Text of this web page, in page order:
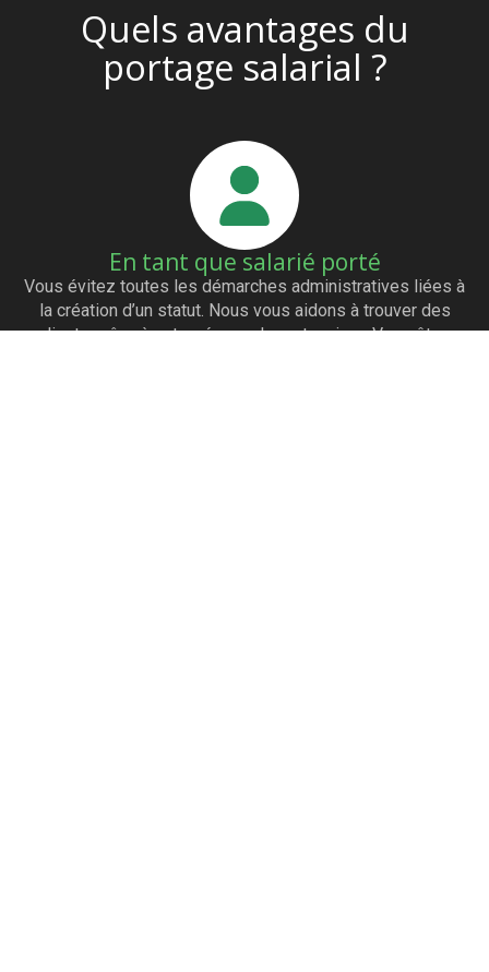
Quels avantages du
portage salarial ?
En tant que salarié porté
Vous évitez toutes les démarches administratives liées à
la création d’un statut. Nous vous aidons à trouver des
clients grâce à notre réseau de partenaires. Vous êtes